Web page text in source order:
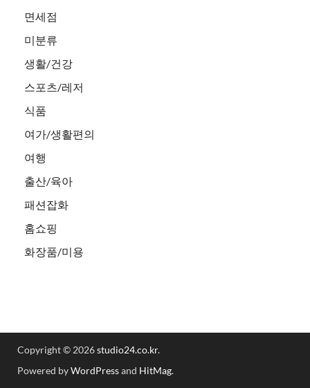
면세점
미분류
생활/건강
스포츠/레저
식품
여가/생활편의
여행
출산/육아
패션잡화
홈쇼핑
화장품/미용
Copyright © 2026studio24.co.kr.
Powered byWordPressand HitMag.